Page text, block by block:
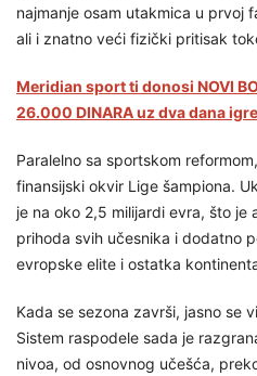
najmanje osam utakmica u prvoj
ali i znatno veći fizički pritisak
Meridian sport ti donosi NOVI
26.000 DINARA uz dva dana
Paralelno sa sportskom
finansijski okvir Lige šampiona.
je na oko 2,5 milijardi evra, što je
prihoda svih učesnika i dodatno
evropske elite i ostatka
Kada se sezona završi, jasno se
Sistem raspodele sada je
nivoa, od osnovnog učešća,